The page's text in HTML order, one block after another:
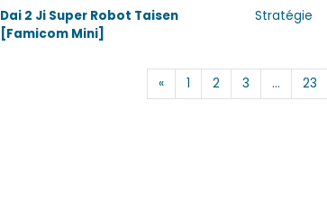
Dai 2 Ji Super Robot Taisen
[Famicom Mini]
Stratégie
« 1 2 3 … 23